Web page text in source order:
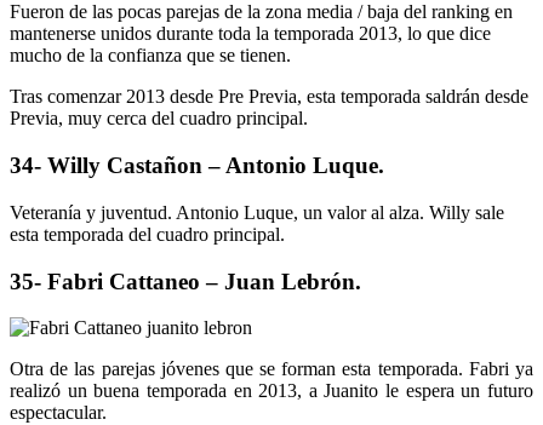
Fueron de las pocas parejas de la zona media / baja del ranking en
mantenerse unidos durante toda la temporada 2013, lo que dice
mucho de la confianza que se tienen.
Tras comenzar 2013 desde Pre Previa, esta temporada saldrán desde
Previa, muy cerca del cuadro principal.
34- Willy Castañon – Antonio Luque.
Veteranía y juventud. Antonio Luque, un valor al alza. Willy sale
esta temporada del cuadro principal.
35- Fabri Cattaneo – Juan Lebrón.
Otra de las parejas jóvenes que se forman esta temporada. Fabri ya
realizó un buena temporada en 2013, a Juanito le espera un futuro
espectacular.